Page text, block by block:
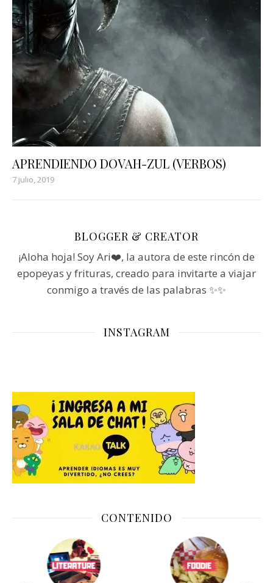
APRENDIENDO DOVAH-ZUL (VERBOS)
7 julio, 2019
BLOGGER & CREATOR
¡Aloha hoja! Soy Ari❤️, la autora de este rincón de
epopeyas y frituras, creado para invitarte a viajar
conmigo a través de las palabras ✨✨
INSTAGRAM
CONTENIDO